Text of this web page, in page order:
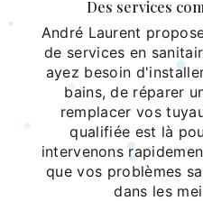
Des services
André Laurent
de services en
ayez besoin
bains, de réparer
remplacer vos
qualifiée est là
intervenons
que vos problèmes
dans les